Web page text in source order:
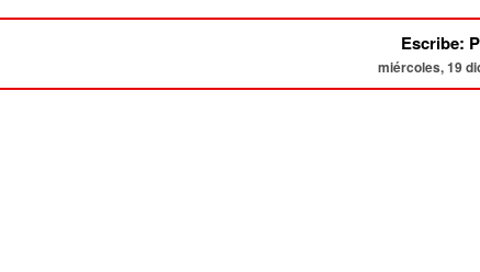
Escribe:
miércoles, 19